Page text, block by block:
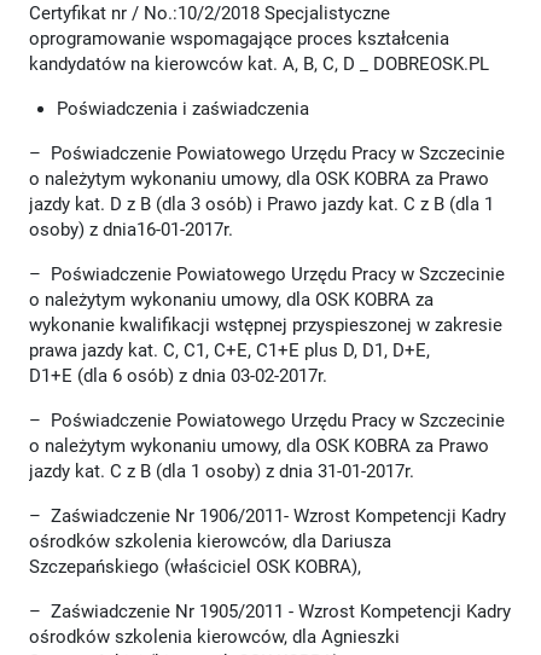
Certyfikat nr / No.:10/2/2018 Specjalistyczne
oprogramowanie wspomagające proces kształcenia
kandydatów na kierowców kat. A, B, C, D _ DOBREOSK.PL
Poświadczenia i zaświadczenia
– Poświadczenie Powiatowego Urzędu Pracy w Szczecinie
o należytym wykonaniu umowy, dla OSK KOBRA za Prawo
jazdy kat. D z B (dla 3 osób) i Prawo jazdy kat. C z B (dla 1
osoby) z dnia16-01-2017r.
– Poświadczenie Powiatowego Urzędu Pracy w Szczecinie
o należytym wykonaniu umowy, dla OSK KOBRA za
wykonanie kwalifikacji wstępnej przyspieszonej w zakresie
prawa jazdy kat. C, C1, C+E, C1+E plus D, D1, D+E,
D1+E (dla 6 osób) z dnia 03-02-2017r.
– Poświadczenie Powiatowego Urzędu Pracy w Szczecinie
o należytym wykonaniu umowy, dla OSK KOBRA za Prawo
jazdy kat. C z B (dla 1 osoby) z dnia 31-01-2017r.
– Zaświadczenie Nr 1906/2011- Wzrost Kompetencji Kadry
ośrodków szkolenia kierowców, dla Dariusza
Szczepańskiego (właściciel OSK KOBRA),
– Zaświadczenie Nr 1905/2011 - Wzrost Kompetencji Kadry
ośrodków szkolenia kierowców, dla Agnieszki